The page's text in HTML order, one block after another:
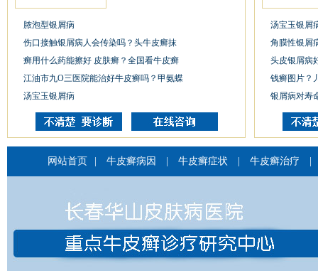
脓泡型银屑病
伤口接触银屑病人会传染吗？头牛皮癣抹
癣用什么药能擦好 皮肤癣？全国看牛皮癣
江油市九O三医院能治好牛皮癣吗？甲氨蝶
汤宝玉银屑病
汤宝玉银屑
角膜性银屑
头皮银屑病
钱癣图片？
银屑病对寿
网站首页 牛皮癣病因 牛皮癣症状 牛皮癣治疗